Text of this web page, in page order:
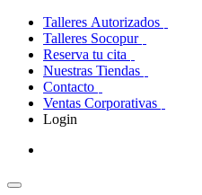
Talleres Autorizados
Talleres Socopur
Reserva tu cita
Nuestras Tiendas
Contacto
Ventas Corporativas
Login